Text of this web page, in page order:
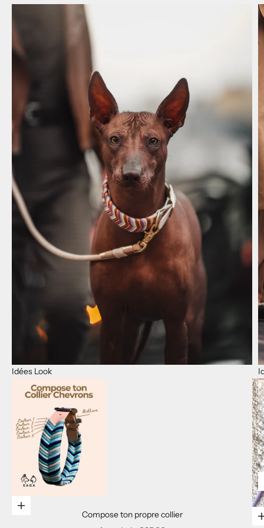
Idées Look
Choisir les options
Compose ton propre collier